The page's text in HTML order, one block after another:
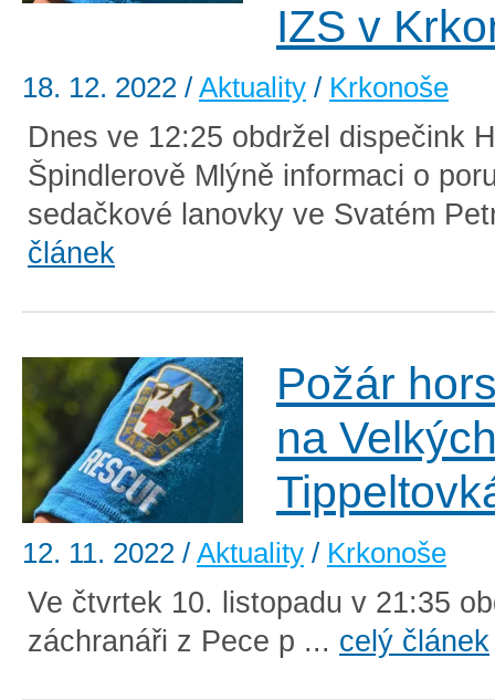
IZS v
18. 12. 2022 / Aktuality / Krkonoše
Dnes ve 12:25 obdržel dispečink
Špindlerově Mlýně informaci o
sedačkové lanovky ve Svatém
článek
Požár
na
12. 11. 2022 / Aktuality / Krkonoše
Ve čtvrtek 10. listopadu v 21:35
záchranáři z Pece p ... celý článek